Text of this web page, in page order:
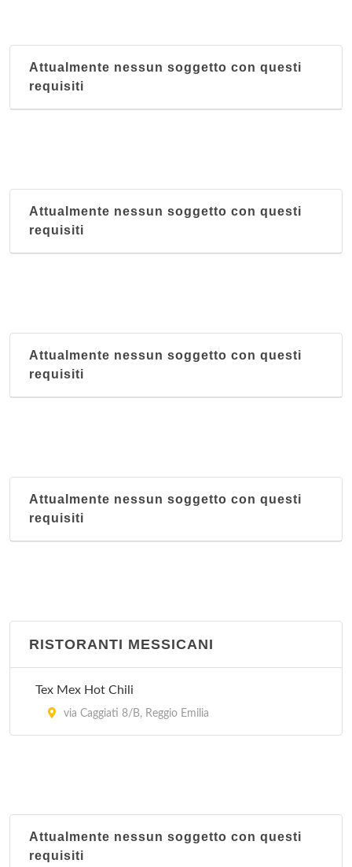
Attualmente nessun soggetto con questi
requisiti
Attualmente nessun soggetto con questi
requisiti
Attualmente nessun soggetto con questi
requisiti
Attualmente nessun soggetto con questi
requisiti
RISTORANTI MESSICANI
Tex Mex Hot Chili
via Caggiati 8/B, Reggio Emilia
Attualmente nessun soggetto con questi
requisiti